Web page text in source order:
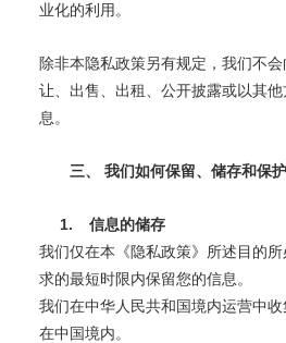
业化的利用。
除非本隐私政策另有规定，我们不
让、出售、出租、公开披露或以其
息。
三、 我们如何保留、储存和保
1.
信息的储存
我们仅在本《隐私政策》所述目的
求的最短时限内保留您的信息。
我们在中华人民共和国境内运营中
在中国境内。